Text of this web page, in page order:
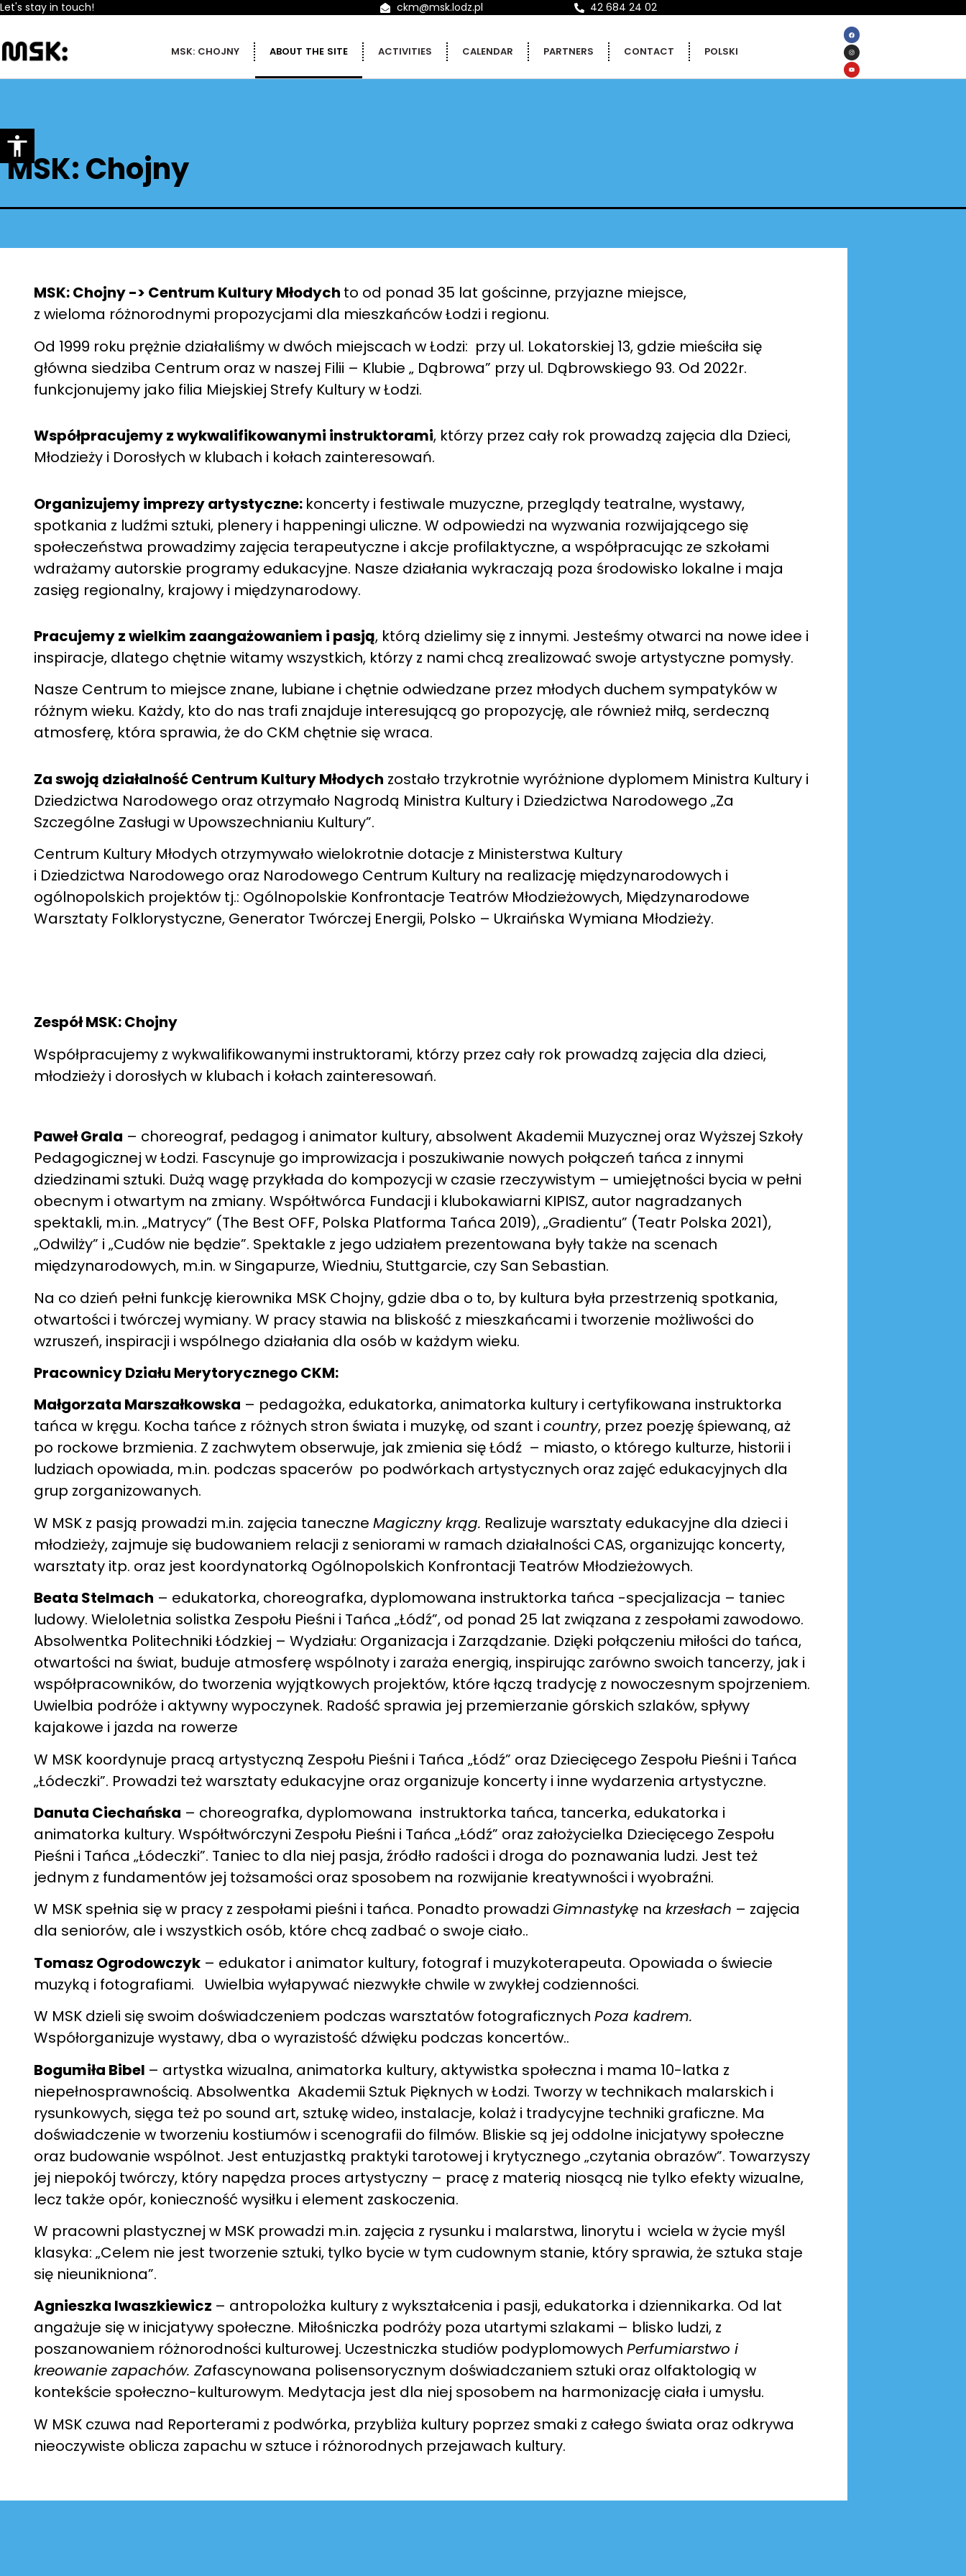
Let's stay in touch! ckm@msk.lodz.pl 42 684 24 02
MSK: CHOJNY ABOUT THE SITE ACTIVITIES CALENDAR PARTNERS CONTACT POLSKI
MSK: Chojny
MSK: Chojny -> Centrum Kultury Młodych to od ponad 35 lat gościnne, przyjazne miejsce,
z wieloma różnorodnymi propozycjami dla mieszkańców Łodzi i regionu.
Od 1999 roku prężnie działaliśmy w dwóch miejscach w Łodzi: przy ul. Lokatorskiej 13, gdzie mieściła się
główna siedziba Centrum oraz w naszej Filii – Klubie „ Dąbrowa” przy ul. Dąbrowskiego 93. Od 2022r.
funkcjonujemy jako filia Miejskiej Strefy Kultury w Łodzi.
Współpracujemy z wykwalifikowanymi instruktorami, którzy przez cały rok prowadzą zajęcia dla Dzieci,
Młodzieży i Dorosłych w klubach i kołach zainteresowań.
Organizujemy imprezy artystyczne: koncerty i festiwale muzyczne, przeglądy teatralne, wystawy,
spotkania z ludźmi sztuki, plenery i happeningi uliczne. W odpowiedzi na wyzwania rozwijającego się
społeczeństwa prowadzimy zajęcia terapeutyczne i akcje profilaktyczne, a współpracując ze szkołami
wdrażamy autorskie programy edukacyjne. Nasze działania wykraczają poza środowisko lokalne i maja
zasięg regionalny, krajowy i międzynarodowy.
Pracujemy z wielkim zaangażowaniem i pasją, którą dzielimy się z innymi. Jesteśmy otwarci na nowe idee i
inspiracje, dlatego chętnie witamy wszystkich, którzy z nami chcą zrealizować swoje artystyczne pomysły.
Nasze Centrum to miejsce znane, lubiane i chętnie odwiedzane przez młodych duchem sympatyków w
różnym wieku. Każdy, kto do nas trafi znajduje interesującą go propozycję, ale również miłą, serdeczną
atmosferę, która sprawia, że do CKM chętnie się wraca.
Za swoją działalność Centrum Kultury Młodych zostało trzykrotnie wyróżnione dyplomem Ministra Kultury i
Dziedzictwa Narodowego oraz otrzymało Nagrodą Ministra Kultury i Dziedzictwa Narodowego „Za
Szczególne Zasługi w Upowszechnianiu Kultury”.
Centrum Kultury Młodych otrzymywało wielokrotnie dotacje z Ministerstwa Kultury
i Dziedzictwa Narodowego oraz Narodowego Centrum Kultury na realizację międzynarodowych i
ogólnopolskich projektów tj.: Ogólnopolskie Konfrontacje Teatrów Młodzieżowych, Międzynarodowe
Warsztaty Folklorystyczne, Generator Twórczej Energii, Polsko – Ukraińska Wymiana Młodzieży.
Zespół MSK: Chojny
Współpracujemy z wykwalifikowanymi instruktorami, którzy przez cały rok prowadzą zajęcia dla dzieci,
młodzieży i dorosłych w klubach i kołach zainteresowań.
Paweł Grala – choreograf, pedagog i animator kultury, absolwent Akademii Muzycznej oraz Wyższej Szkoły
Pedagogicznej w Łodzi. Fascynuje go improwizacja i poszukiwanie nowych połączeń tańca z innymi
dziedzinami sztuki. Dużą wagę przykłada do kompozycji w czasie rzeczywistym – umiejętności bycia w pełni
obecnym i otwartym na zmiany. Współtwórca Fundacji i klubokawiarni KIPISZ, autor nagradzanych
spektakli, m.in. „Matrycy” (The Best OFF, Polska Platforma Tańca 2019), „Gradientu” (Teatr Polska 2021),
„Odwilży” i „Cudów nie będzie”. Spektakle z jego udziałem prezentowana były także na scenach
międzynarodowych, m.in. w Singapurze, Wiedniu, Stuttgarcie, czy San Sebastian.
Na co dzień pełni funkcję kierownika MSK Chojny, gdzie dba o to, by kultura była przestrzenią spotkania,
otwartości i twórczej wymiany. W pracy stawia na bliskość z mieszkańcami i tworzenie możliwości do
wzruszeń, inspiracji i wspólnego działania dla osób w każdym wieku.
Pracownicy Działu Merytorycznego CKM:
Małgorzata Marszałkowska – pedagożka, edukatorka, animatorka kultury i certyfikowana instruktorka
tańca w kręgu. Kocha tańce z różnych stron świata i muzykę, od szant icountry, przez poezję śpiewaną, aż
po rockowe brzmienia. Z zachwytem obserwuje, jak zmienia się Łódź – miasto, o którego kulturze, historii i
ludziach opowiada, m.in. podczas spacerów po podwórkach artystycznych oraz zajęć edukacyjnych dla
grup zorganizowanych.
W MSK z pasją prowadzi m.in. zajęcia taneczneMagiczny krąg. Realizuje warsztaty edukacyjne dla dzieci i
młodzieży, zajmuje się budowaniem relacji z seniorami w ramach działalności CAS, organizując koncerty,
warsztaty itp. oraz jest koordynatorką Ogólnopolskich Konfrontacji Teatrów Młodzieżowych.
Beata Stelmach – edukatorka, choreografka, dyplomowana instruktorka tańca -specjalizacja – taniec
ludowy. Wieloletnia solistka Zespołu Pieśni i Tańca „Łódź”, od ponad 25 lat związana z zespołami zawodowo.
Absolwentka Politechniki Łódzkiej – Wydziału: Organizacja i Zarządzanie. Dzięki połączeniu miłości do tańca,
otwartości na świat, buduje atmosferę wspólnoty i zaraża energią, inspirując zarówno swoich tancerzy, jak i
współpracowników, do tworzenia wyjątkowych projektów, które łączą tradycję z nowoczesnym spojrzeniem.
Uwielbia podróże i aktywny wypoczynek. Radość sprawia jej przemierzanie górskich szlaków, spływy
kajakowe i jazda na rowerze
W MSK koordynuje pracą artystyczną Zespołu Pieśni i Tańca „Łódź” oraz Dziecięcego Zespołu Pieśni i Tańca
„Łódeczki”. Prowadzi też warsztaty edukacyjne oraz organizuje koncerty i inne wydarzenia artystyczne.
Danuta Ciechańska – choreografka, dyplomowana instruktorka tańca, tancerka, edukatorka i
animatorka kultury. Współtwórczyni Zespołu Pieśni i Tańca „Łódź” oraz założycielka Dziecięcego Zespołu
Pieśni i Tańca „Łódeczki”. Taniec to dla niej pasja, źródło radości i droga do poznawania ludzi. Jest też
jednym z fundamentów jej tożsamości oraz sposobem na rozwijanie kreatywności i wyobraźni.
W MSK spełnia się w pracy z zespołami pieśni i tańca. Ponadto prowadzi Gimnastykę nakrzesłach – zajęcia
dla seniorów, ale i wszystkich osób, które chcą zadbać o swoje ciało..
Tomasz Ogrodowczyk – edukator i animator kultury, fotograf i muzykoterapeuta. Opowiada o świecie
muzyką i fotografiami. Uwielbia wyłapywać niezwykłe chwile w zwykłej codzienności.
W MSK dzieli się swoim doświadczeniem podczas warsztatów fotograficznychPoza kadrem.
Współorganizuje wystawy, dba o wyrazistość dźwięku podczas koncertów..
Bogumiła Bibel – artystka wizualna, animatorka kultury, aktywistka społeczna i mama 10-latka z
niepełnosprawnością. Absolwentka Akademii Sztuk Pięknych w Łodzi. Tworzy w technikach malarskich i
rysunkowych, sięga też po sound art, sztukę wideo, instalacje, kolaż i tradycyjne techniki graficzne. Ma
doświadczenie w tworzeniu kostiumów i scenografii do filmów. Bliskie są jej oddolne inicjatywy społeczne
oraz budowanie wspólnot. Jest entuzjastką praktyki tarotowej i krytycznego „czytania obrazów”. Towarzyszy
jej niepokój twórczy, który napędza proces artystyczny – pracę z materią niosącą nie tylko efekty wizualne,
lecz także opór, konieczność wysiłku i element zaskoczenia.
W pracowni plastycznej w MSK prowadzi m.in. zajęcia z rysunku i malarstwa, linorytu i wciela w życie myśl
klasyka: „Celem nie jest tworzenie sztuki, tylko bycie w tym cudownym stanie, który sprawia, że sztuka staje
się nieunikniona”.
Agnieszka Iwaszkiewicz – antropolożka kultury z wykształcenia i pasji, edukatorka i dziennikarka. Od lat
angażuje się w inicjatywy społeczne. Miłośniczka podróży poza utartymi szlakami – blisko ludzi, z
poszanowaniem różnorodności kulturowej. Uczestniczka studiów podyplomowychPerfumiarstwo i
kreowanie zapachów. Zafascynowana polisensorycznym doświadczaniem sztuki oraz olfaktologią w
kontekście społeczno-kulturowym. Medytacja jest dla niej sposobem na harmonizację ciała i umysłu.
W MSK czuwa nad Reporterami z podwórka, przybliża kultury poprzez smaki z całego świata oraz odkrywa
nieoczywiste oblicza zapachu w sztuce i różnorodnych przejawach kultury.